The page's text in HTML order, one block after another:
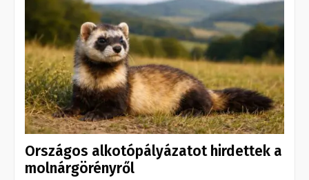
Országos alkotópályázatot hirdettek a
molnárgörényről